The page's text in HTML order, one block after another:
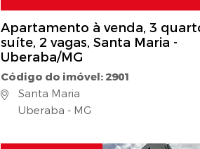
Apartamento à venda, 3
suíte, 2 vagas, Santa Maria -
Uberaba/MG
Código do imóvel: 2901
Santa Maria
Uberaba - MG